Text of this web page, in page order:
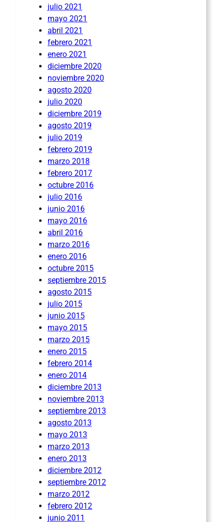
julio 2021
mayo 2021
abril 2021
febrero 2021
enero 2021
diciembre 2020
noviembre 2020
agosto 2020
julio 2020
diciembre 2019
agosto 2019
julio 2019
febrero 2019
marzo 2018
febrero 2017
octubre 2016
julio 2016
junio 2016
mayo 2016
abril 2016
marzo 2016
enero 2016
octubre 2015
septiembre 2015
agosto 2015
julio 2015
junio 2015
mayo 2015
marzo 2015
enero 2015
febrero 2014
enero 2014
diciembre 2013
noviembre 2013
septiembre 2013
agosto 2013
mayo 2013
marzo 2013
enero 2013
diciembre 2012
septiembre 2012
marzo 2012
febrero 2012
junio 2011